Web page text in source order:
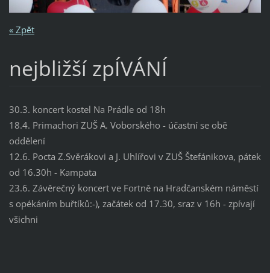
« Zpět
nejbližší zpÍVÁNÍ
30.3. koncert kostel Na Prádle od 18h
18.4. Primachori ZUŠ A. Voborského - účastní se obě
oddělení
12.6. Pocta Z.Svěrákovi a J. Uhlířovi v ZUŠ Štefánikova, pátek
od 16.30h - Kampata
23.6. Závěrečný koncert ve Fortně na Hradčanském náměstí
s opékáním buřtíků:-), začátek od 17.30, sraz v 16h - zpívají
všichni